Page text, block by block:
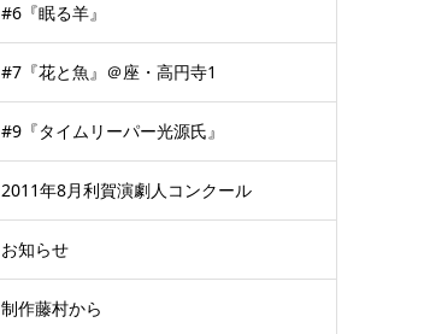
#6『眠る羊』
#7『花と魚』＠座・高円寺1
#9『タイムリーパー光源氏』
2011年8月利賀演劇人コンクール
お知らせ
制作藤村から